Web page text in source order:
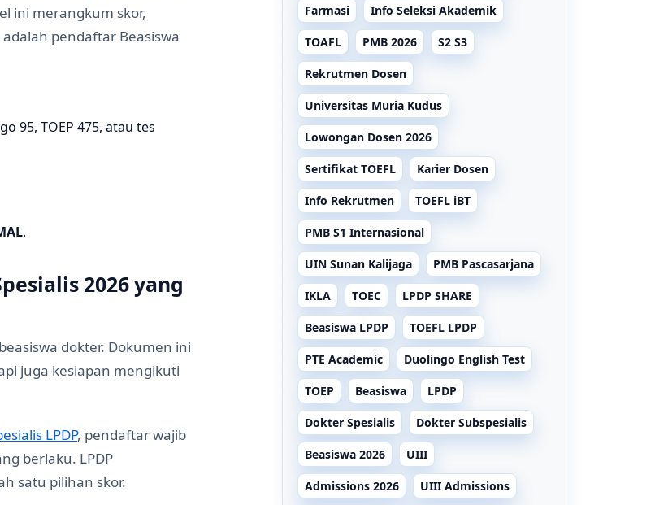
ini merangkum skor,
pendaftar Beasiswa
95, TOEP 475, atau tes
.
2026 yang
dokter. Dokumen ini
juga kesiapan mengikuti
LPDP, pendaftar wajib
berlaku. LPDP
satu pilihan skor.
Farmasi Info Seleksi Akademik
TOAFL PMB 2026 S2 S3
Rekrutmen Dosen
Universitas Muria Kudus
Lowongan Dosen 2026
Sertifikat TOEFL Karier Dosen
Info Rekrutmen TOEFL iBT
PMB S1 Internasional
UIN Sunan Kalijaga PMB Pascasarjana
IKLA TOEC LPDP SHARE
Beasiswa LPDP TOEFL LPDP
PTE Academic Duolingo English Test
TOEP Beasiswa LPDP
Dokter Spesialis Dokter Subspesialis
Beasiswa 2026 UIII
Admissions 2026 UIII Admissions